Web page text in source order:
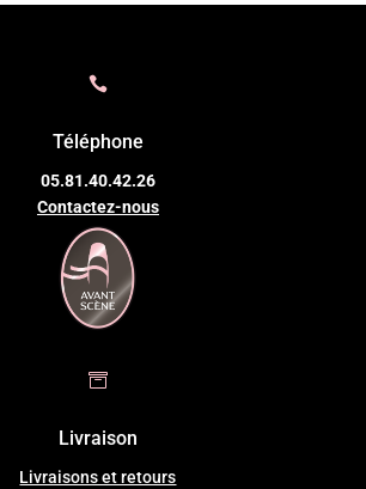

Téléphone
05.81.40.42.26
Contactez-nous

Livraison
Livraisons et retours